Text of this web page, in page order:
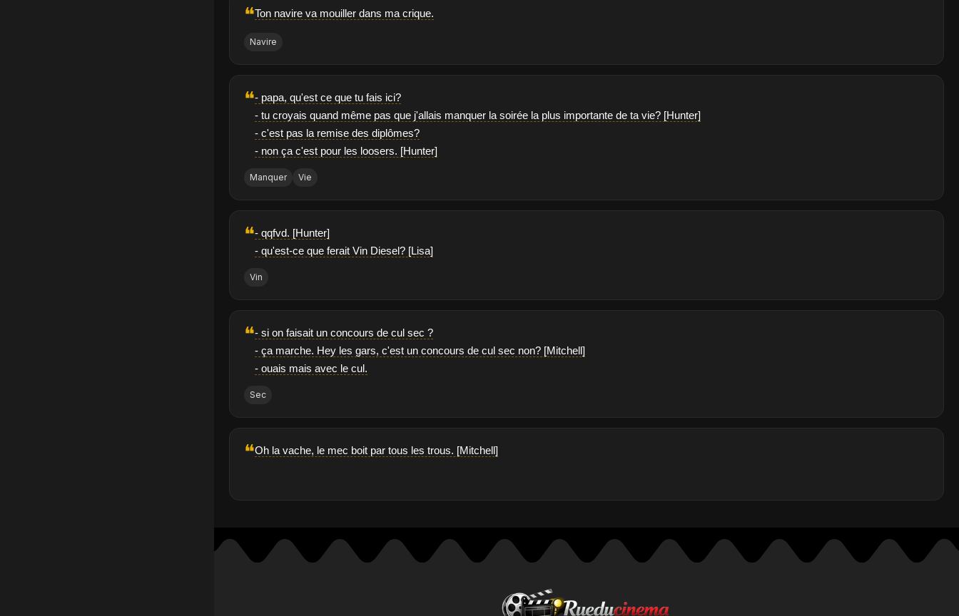
❝Ton navire va mouiller dans ma crique.
Navire
❝- papa, qu'est ce que tu fais ici?
- tu croyais quand même pas que j'allais manquer la soirée la plus importante de ta vie? [Hunter]
- c'est pas la remise des diplômes?
- non ça c'est pour les loosers. [Hunter]
Manquer Vie
❝- qqfvd. [Hunter]
- qu'est-ce que ferait Vin Diesel? [Lisa]
Vin
❝- si on faisait un concours de cul sec ?
- ça marche. Hey les gars, c'est un concours de cul sec non? [Mitchell]
- ouais mais avec le cul.
Sec
❝Oh la vache, le mec boit par tous les trous. [Mitchell]